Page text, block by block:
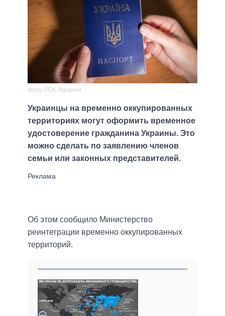
фото РБК-Украина
Украинцы на временно оккупированных
территориях могут оформить временное
удостоверение гражданина Украины. Это
можно сделать по заявлению членов
семьи или законных представителей.
Об этом сообщило Министерство
реинтеграции временно оккупированных
территорий.